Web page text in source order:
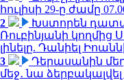
հուլիսի 29-ը ժամը
2
Խստորեն
Ռուբինյանի կողմից
լինելը. Դանիել
3
Դերասանին
մեջ․ նա ձերբակալվել